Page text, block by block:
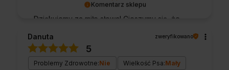
Komentarz sklepu
Dziękujemy za miłe słowa! Cieszymy się, że
możemy zapewnić odpowiednią obsługę tak
świetnym klientom. Dziękujemy raz jeszcze!
Danuta zweryfikowano
5
Problemy Zdrowotne:Nie Wielkość Psa:Mały